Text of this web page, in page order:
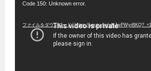
Code 150: Unknown error.
ファイルをダウンロード: https://youtu.be/uNJwPWyrBKQ?_=1